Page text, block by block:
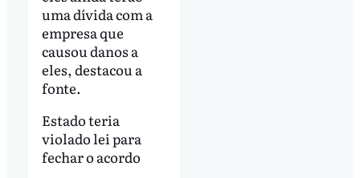
uma dívida com a
empresa que
causou danos a
eles, destacou a
fonte.
Estado teria
violado lei para
fechar o acordo